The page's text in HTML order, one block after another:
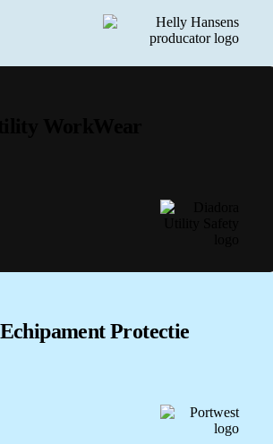
Protectie